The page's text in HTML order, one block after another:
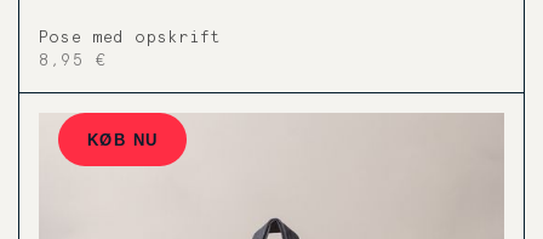
Pose med opskrift
8,95 €
KØB NU